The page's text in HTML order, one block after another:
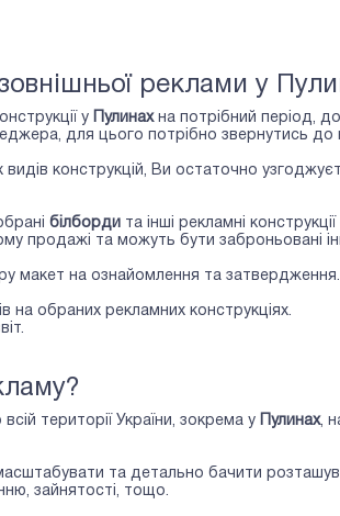
реклами у
у Пулинахна потрібний період,
для цього потрібно звернутись до
видів конструкцій, Ви остаточно
білборди та інші рекламні
продажі та можуть бути заброньовані
макет на ознайомлення та
на обраних рекламних конструкціях.
території України, зокрема у Пулинах,
та детально бачити
зайнятості, тощо.